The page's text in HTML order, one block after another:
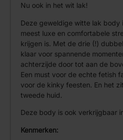
Nu ook in het wit lak!
Deze geweldige witte lak body
meest luxe en comfortabele
krijgen is. Met de drie (!)
klaar voor spannende
achterzijde door tot aan de
Een must voor de echte fetish
voor de kinky feesten. En het
tweede huid.
Deze body is ook verkrijgbaar
Kenmerken: